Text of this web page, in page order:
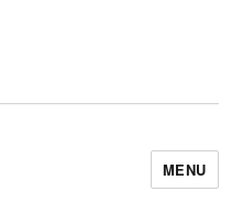
MENU